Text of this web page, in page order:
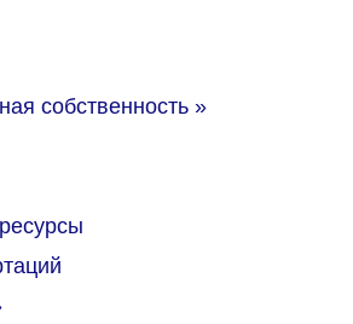
собственность »